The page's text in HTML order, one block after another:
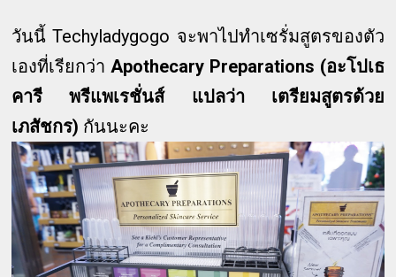
วันนี้ Techyladygogo จะพาไปทำเซรั่มสูตรของตัว
เองที่เรียกว่าApothecary Preparations (อะโปเธ
คารี พรีแพเรชั่นส์ แปลว่า เตรียมสูตรด้วย
เภสัชกร) กันนะคะ